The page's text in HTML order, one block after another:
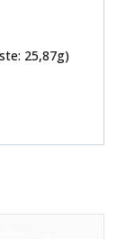
25,87g)